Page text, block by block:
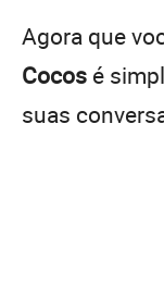
Agora que
Cocos é
suas